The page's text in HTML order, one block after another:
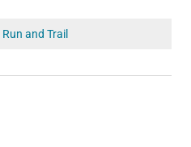
Run and Trail